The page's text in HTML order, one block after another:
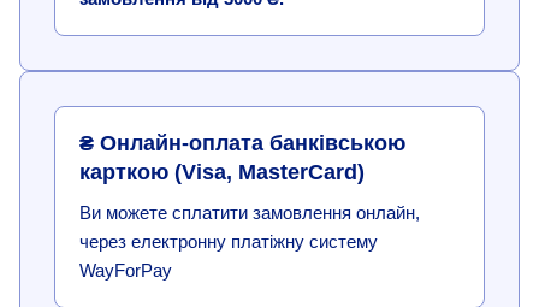
₴ Онлайн-оплата банківською
карткою (Visa, MasterCard)
Ви можете сплатити замовлення онлайн,
через електронну платіжну систему
WayForPay